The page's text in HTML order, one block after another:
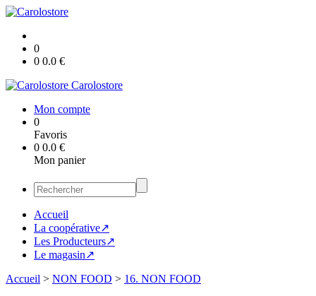
0
0 0.0 €
Carolostore
Mon compte
0
Favoris
0 0.0 €
Mon panier
Accueil
La coopérative↗
Les Producteurs↗
Le magasin↗
Accueil > NON FOOD > 16. NON FOOD